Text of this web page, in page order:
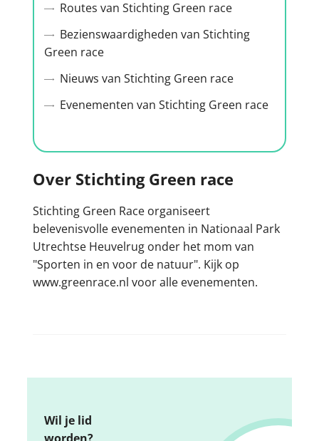
Routes van Stichting Green race
Bezienswaardigheden van Stichting
Green race
Nieuws van Stichting Green race
Evenementen van Stichting Green race
Over Stichting Green race
Stichting Green Race organiseert
belevenisvolle evenementen in Nationaal Park
Utrechtse Heuvelrug onder het mom van
"Sporten in en voor de natuur". Kijk op
www.greenrace.nl voor alle evenementen.
Wil je lid